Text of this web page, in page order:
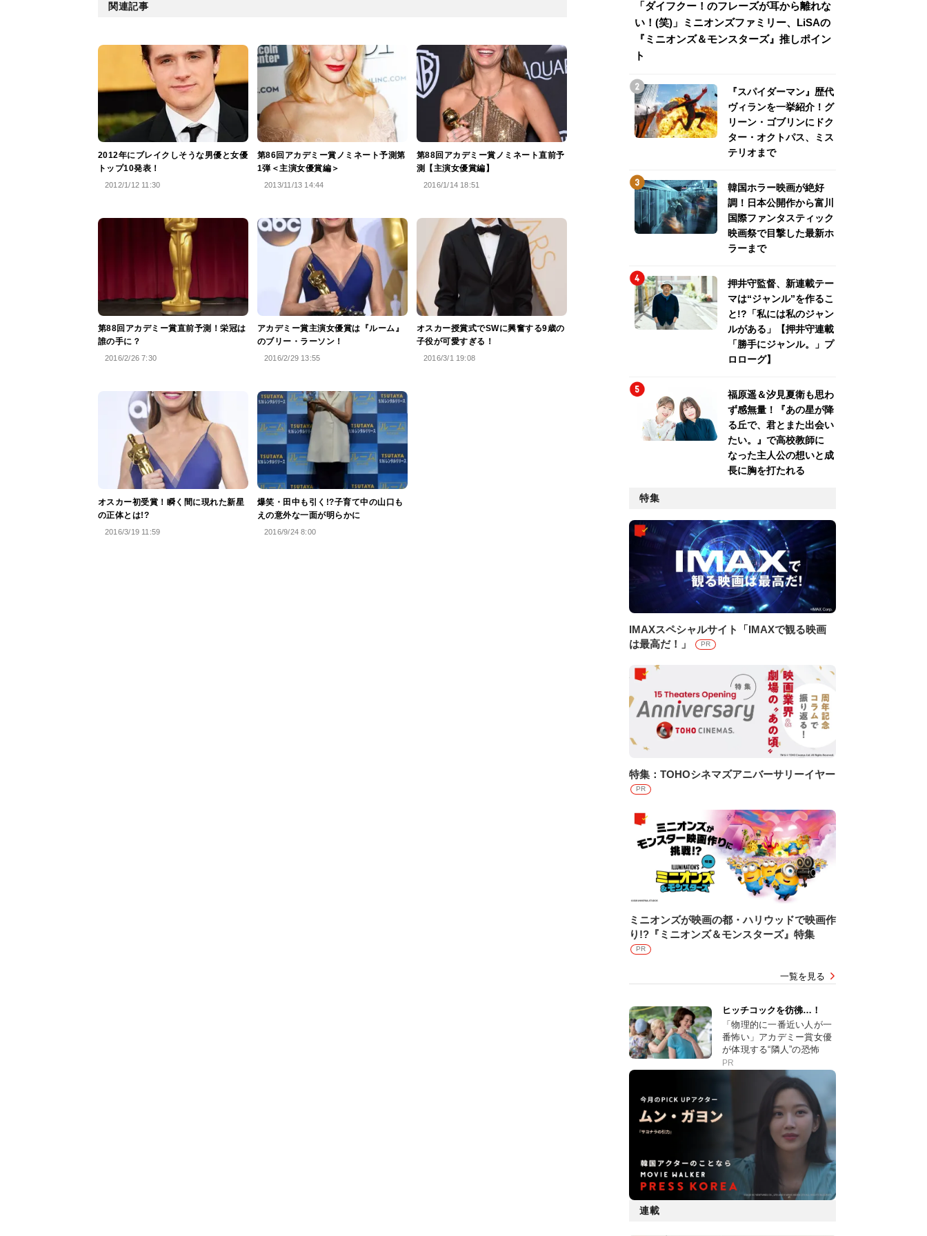
関連記事
2012年にブレイクしそうな男優と女優
トップ10発表！
2012/1/12 11:30
第86回アカデミー賞ノミネート予測第
1弾＜主演女優賞編＞
2013/11/13 14:44
第88回アカデミー賞ノミネート直前予
測【主演女優賞編】
2016/1/14 18:51
第88回アカデミー賞直前予測！栄冠は
誰の手に？
2016/2/26 7:30
アカデミー賞主演女優賞は『ルーム』
のブリー・ラーソン！
2016/2/29 13:55
オスカー授賞式でSWに興奮する9歳の
子役が可愛すぎる！
2016/3/1 19:08
オスカー初受賞！瞬く間に現れた新星
の正体とは!?
2016/3/19 11:59
爆笑・田中も引く!?子育て中の山口も
えの意外な一面が明らかに
2016/9/24 8:00
「ダイフクー！のフレーズが耳から離れな
い！(笑)」ミニオンズファミリー、LiSAの
『ミニオンズ＆モンスターズ』推しポイン
ト
『スパイダーマン』歴代
ヴィランを一挙紹介！グ
リーン・ゴブリンにドク
ター・オクトパス、ミス
テリオまで
韓国ホラー映画が絶好
調！日本公開作から富川
国際ファンタスティック
映画祭で目撃した最新ホ
ラーまで
押井守監督、新連載テー
マは“ジャンル”を作るこ
と!?「私には私のジャン
ルがある」【押井守連載
「勝手にジャンル。」プ
ロローグ】
福原遥＆汐見夏衛も思わ
ず感無量！『あの星が降
る丘で、君とまた出会い
たい。』で高校教師に
なった主人公の想いと成
長に胸を打たれる
特集
IMAXスペシャルサイト「IMAXで観る映画
は最高だ！」
PR
特集：TOHOシネマズアニバーサリーイヤー
PR
ミニオンズが映画の都・ハリウッドで映画作
り!?『ミニオンズ＆モンスターズ』特集
PR
一覧を見る
ヒッチコックを彷彿…！
「物理的に一番近い人が一
番怖い」アカデミー賞女優
が体現する“隣人”の恐怖
PR
連載